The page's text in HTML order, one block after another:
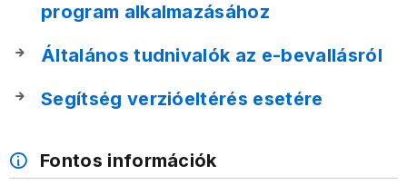
program alkalmazásához
Általános tudnivalók az e-bevallásról
Segítség verzióeltérés esetére
Fontos információk